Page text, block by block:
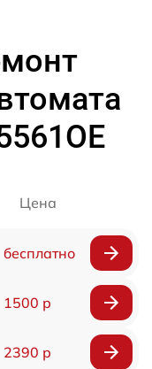
Цена
бесплатно
1500 р
2390 р